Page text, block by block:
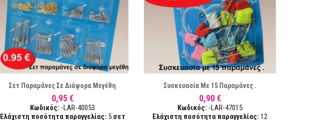
ΣΥΓΚΡΙΣΗ ΣΥΓΚΡΙΣΗ
Σετ Παραμάνες Σε Διάφορα Μεγέθη
0,95 €
Κωδικός: -LAR-40053
Ελάχιστη ποσότητα παραγγελίας: 5 σετ
ΛΊΣΤΑ ΕΠΙΘΥΜΙΏΝ
Συσκευασία Με 15 Παραμάνες .
0,90 €
Κωδικός: -LAR-47015
Ελάχιστη ποσότητα παραγγελίας: 12